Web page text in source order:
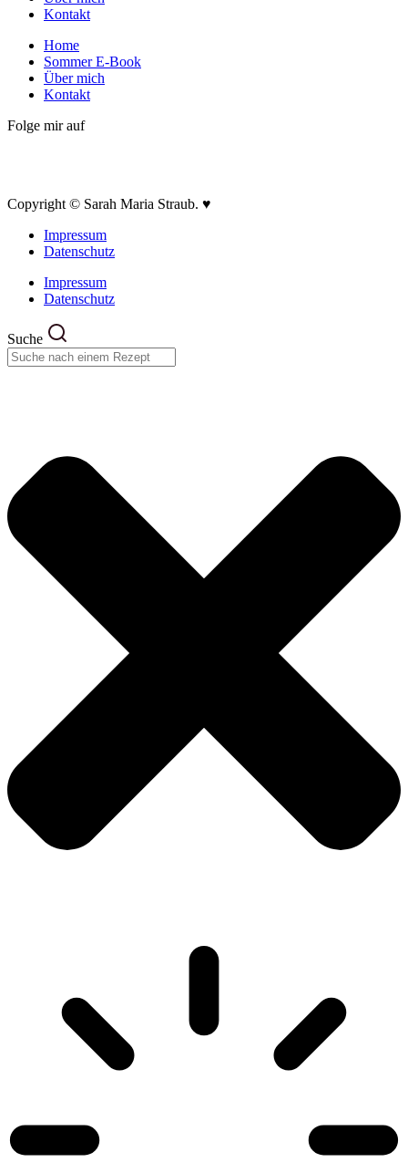
Kontakt
Home
Sommer E-Book
Über mich
Kontakt
Folge mir auf
Copyright © Sarah Maria Straub. ♥
Impressum
Datenschutz
Impressum
Datenschutz
Suche